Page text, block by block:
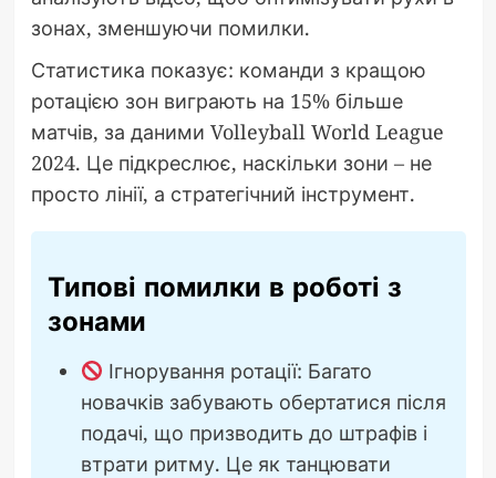
зонах, зменшуючи помилки.
Статистика показує: команди з кращою
ротацією зон виграють на 15% більше
матчів, за даними Volleyball World League
2024. Це підкреслює, наскільки зони – не
просто лінії, а стратегічний інструмент.
Типові помилки в роботі з
зонами
Ігнорування ротації: Багато
новачків забувають обертатися після
подачі, що призводить до штрафів і
втрати ритму. Це як танцювати